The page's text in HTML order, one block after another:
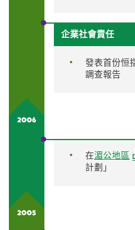
企業社會責任
發表首份恒
調查報告
2006
在湄公地區
計劃」
2005